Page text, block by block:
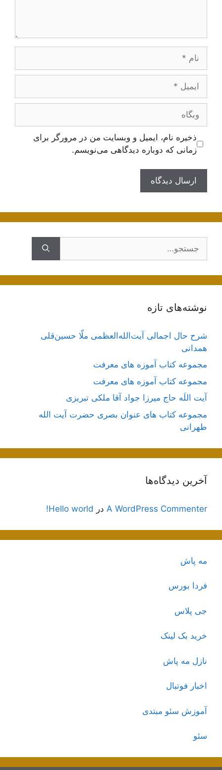
ایمیل
وبگاه
ذخیره نام، ایمیل و وبسایت من در مرورگر برای
زمانی که دوباره دیدگاهی می‌نویسم.
نوشته‌های تازه
شرح حال اجمالی آیت‌الله‌العظمی ملّا حسین‌قلی
همدانی
مجموعه کتاب آموزه های معرفت
مجموعه کتاب آموزه های معرفت
آیت اللَه حاج میرزا جواد آقا ملکی تبریزی
مجموعه کتاب های عنوان بصری حضرت آیت الله
طهرانی
آخرین دیدگاه‌ها
A WordPress Commenter در Hello world!
مه پاش
فردا بورس
جی پلاس
خرید بک لینک
نازل مه پاش
اخبار فوتبال
آموزش سئو مبتدی
سئو